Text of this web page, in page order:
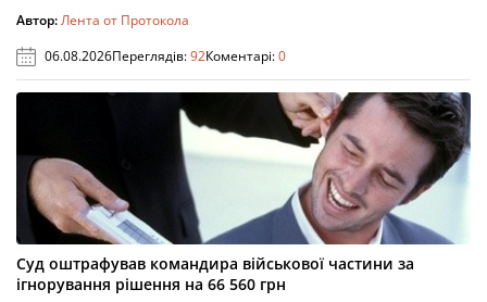
Автор:Лента от Протокола
06.08.2026Переглядів:92Коментарі:0
Суд оштрафував командира військової частини за
ігнорування рішення на 66 560 грн